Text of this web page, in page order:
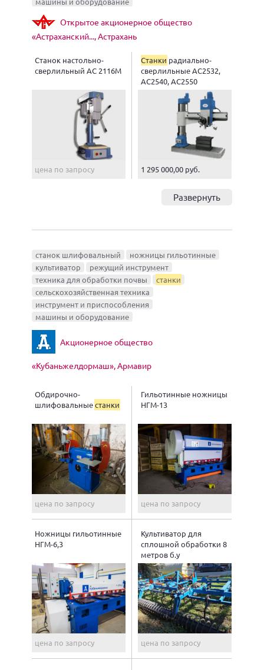
Открытое акционерное общество
«Астраханский..., Астрахань
Станок настольно-
сверлильный АС 2116М
цена по запросу
Станки радиально-
сверлильные АС2532,
АС2540, АС2550
1 295 000,00 руб.
Развернуть
станок шлифовальный
ножницы гильотинные
культиватор
режущий инструмент
техника для обработки почвы
станки
сельскохозяйственная техника
инструмент и приспособления
машины и оборудование
Акционерное общество
«Кубаньжелдормаш», Армавир
Обдирочно-
шлифовальныестанки
цена по запросу
Гильотинные ножницы
НГМ-13
цена по запросу
Ножницы гильотинные
НГМ-6,3
цена по запросу
Культиватор для
сплошной обработки 8
метров б.у
цена по запросу